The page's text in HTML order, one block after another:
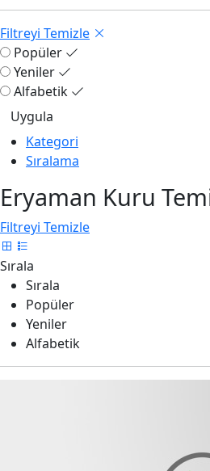
Filtreyi Temizle
Popüler
Yeniler
Alfabetik
Kategori
Sıralama
Eryaman Kuru
Filtreyi Temizle
Sırala
Sırala
Popüler
Yeniler
Alfabetik